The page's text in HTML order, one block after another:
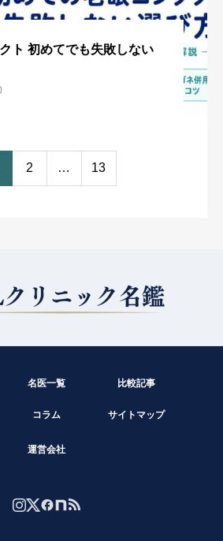
ト 初めてでも失敗しない
2 … 13
名医一覧 比較記事
コラム サイトマップ
運営会社